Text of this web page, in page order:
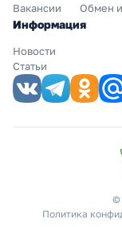
Вакансии
Обмен и
Информация
Новости
Статьи
©
Политика